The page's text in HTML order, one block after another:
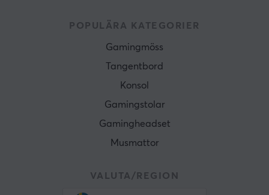
POPULÄRA KATEGORIER
Gamingmöss
Tangentbord
Konsol
Gamingstolar
Gamingheadset
Musmattor
VALUTA/REGION